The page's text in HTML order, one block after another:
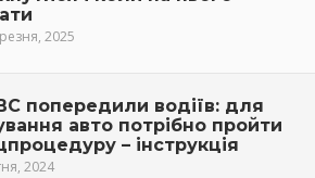
2025
попередили водіїв: для
авто потрібно пройти
– інструкція
2024